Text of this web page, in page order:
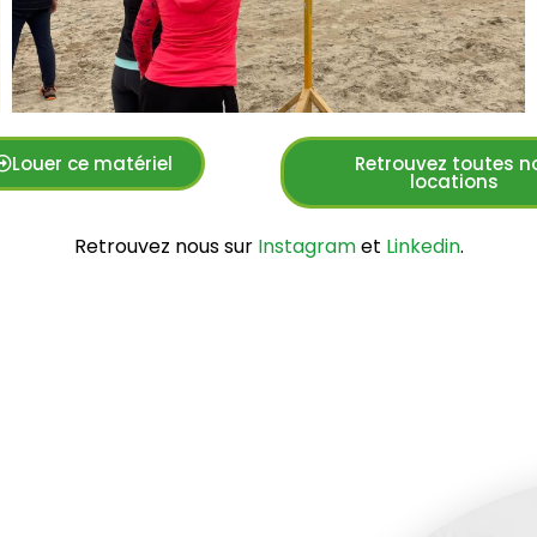
Louer ce matériel Retrouvez toutes
locations
Retrouvez nous sur Instagramet Linkedin.